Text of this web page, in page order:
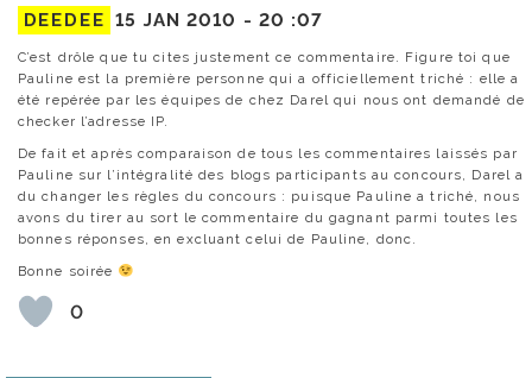
DEEDEE 15 JAN 2010 - 20 :07
C’est drôle que tu cites justement ce commentaire. Figure toi que
Pauline est la première personne qui a officiellement triché : elle a
été repérée par les équipes de chez Darel qui nous ont demandé de
checker l’adresse IP.
De fait et après comparaison de tous les commentaires laissés par
Pauline sur l’intégralité des blogs participants au concours, Darel a
du changer les règles du concours : puisque Pauline a triché, nous
avons du tirer au sort le commentaire du gagnant parmi toutes les
bonnes réponses, en excluant celui de Pauline, donc.
Bonne soirée
0